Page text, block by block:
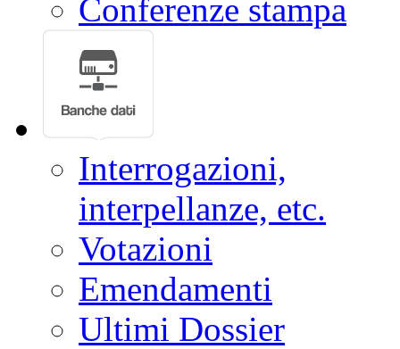
Conferenze stampa
Interrogazioni,
interpellanze, etc.
Votazioni
Emendamenti
Ultimi Dossier